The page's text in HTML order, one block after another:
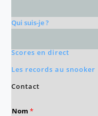
Qui suis-je ?
Scores en direct
Les records au snooker
Contact
Nom*